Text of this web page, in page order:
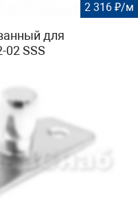
2 316 ₽/м
для
02 SSS